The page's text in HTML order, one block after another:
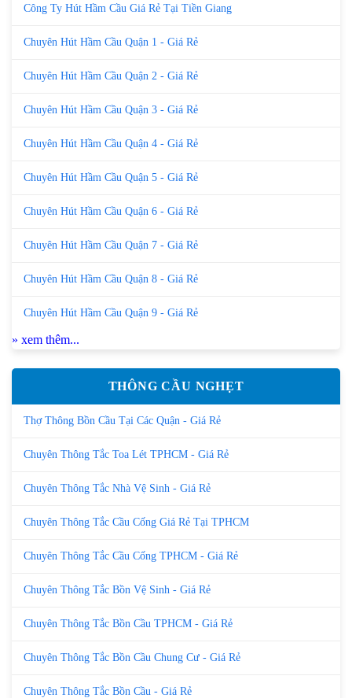
Công Ty Hút Hầm Cầu Giá Rẻ Tại Tiền Giang
Chuyên Hút Hầm Cầu Quận 1 - Giá Rẻ
Chuyên Hút Hầm Cầu Quận 2 - Giá Rẻ
Chuyên Hút Hầm Cầu Quận 3 - Giá Rẻ
Chuyên Hút Hầm Cầu Quận 4 - Giá Rẻ
Chuyên Hút Hầm Cầu Quận 5 - Giá Rẻ
Chuyên Hút Hầm Cầu Quận 6 - Giá Rẻ
Chuyên Hút Hầm Cầu Quận 7 - Giá Rẻ
Chuyên Hút Hầm Cầu Quận 8 - Giá Rẻ
Chuyên Hút Hầm Cầu Quận 9 - Giá Rẻ
» xem thêm...
THÔNG CẦU NGHẸT
Thợ Thông Bồn Cầu Tại Các Quận - Giá Rẻ
Chuyên Thông Tắc Toa Lét TPHCM - Giá Rẻ
Chuyên Thông Tắc Nhà Vệ Sinh - Giá Rẻ
Chuyên Thông Tắc Cầu Cống Giá Rẻ Tại TPHCM
Chuyên Thông Tắc Cầu Cống TPHCM - Giá Rẻ
Chuyên Thông Tắc Bồn Vệ Sinh - Giá Rẻ
Chuyên Thông Tắc Bồn Cầu TPHCM - Giá Rẻ
Chuyên Thông Tắc Bồn Cầu Chung Cư - Giá Rẻ
Chuyên Thông Tắc Bồn Cầu - Giá Rẻ